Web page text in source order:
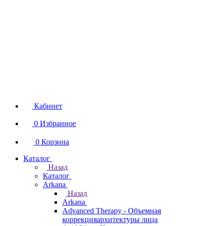
Кабинет
0 Избранное
0 Корзина
Каталог
Назад
Каталог
Arkana
Назад
Arkana
Advanced Therapy - Объемная
коррекцияархитектуры лица